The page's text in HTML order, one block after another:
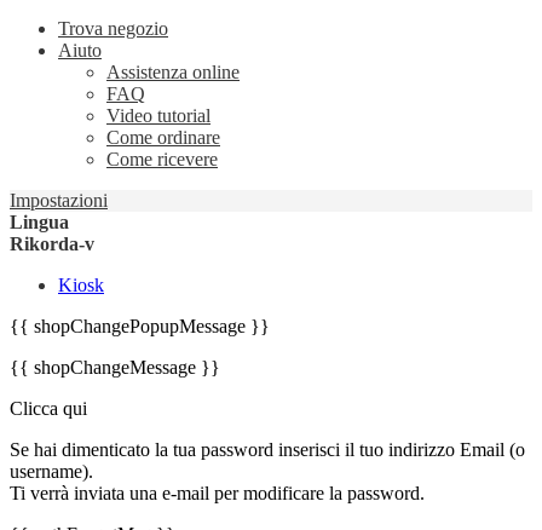
Trova negozio
Aiuto
Assistenza online
FAQ
Video tutorial
Come ordinare
Come ricevere
Impostazioni
Lingua
Rikorda-v
Kiosk
{{ shopChangePopupMessage }}
{{ shopChangeMessage }}
Clicca qui
Se hai dimenticato la tua password inserisci il tuo indirizzo Email (o
username).
Ti verrà inviata una e-mail per modificare la password.